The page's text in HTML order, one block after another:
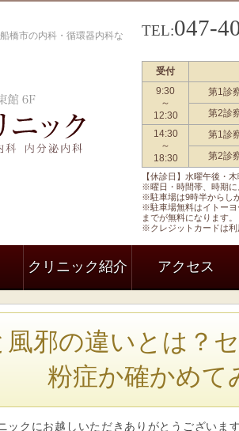
橋市の内科・循環器内科な
船橋駅前内科クリニック 一
TEL:047-
【休診日】水曜午後・
※曜日・時間帯、時期に
※駐車場は9時半からし
※駐車場無料はイトーヨ
までが無料になります。
※クレジットカードは利
受付
9:30
～
12:30
第1診
第2診
14:30
～
18:30
第1診
第2診
クリニック紹介 アクセス
風邪の違いとは？
粉症か確かめて
ックにお越しいただきありがとうございます